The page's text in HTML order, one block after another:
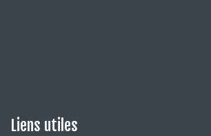
Liens utiles